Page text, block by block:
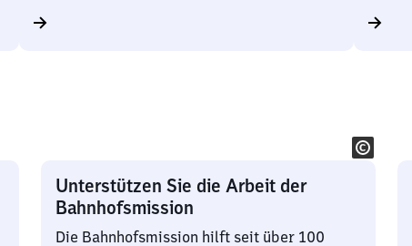
Unterstützen Sie die Arbeit der
Bahnhofsmission
Die Bahnhofsmission hilft seit über 100